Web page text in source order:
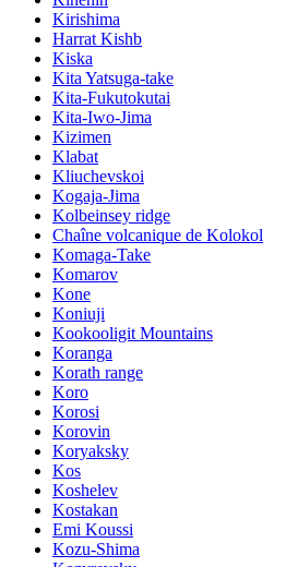
Kirishima
Harrat Kishb
Kiska
Kita Yatsuga-take
Kita-Fukutokutai
Kita-Iwo-Jima
Kizimen
Klabat
Kliuchevskoi
Kogaja-Jima
Kolbeinsey ridge
Chaîne volcanique de Kolokol
Komaga-Take
Komarov
Kone
Koniuji
Kookooligit Mountains
Koranga
Korath range
Koro
Korosi
Korovin
Koryaksky
Kos
Koshelev
Kostakan
Emi Koussi
Kozu-Shima